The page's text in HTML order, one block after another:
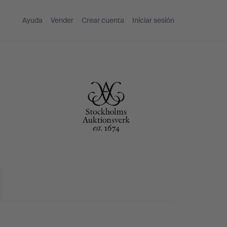
Ayuda Vender Crear cuenta Iniciar sesión